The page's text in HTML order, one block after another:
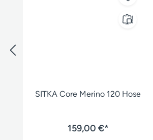
SITKA Core Merino 120 Hose
159,00 €*